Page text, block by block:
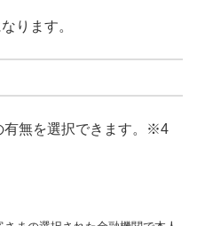
ります。
無を選択できます。※4